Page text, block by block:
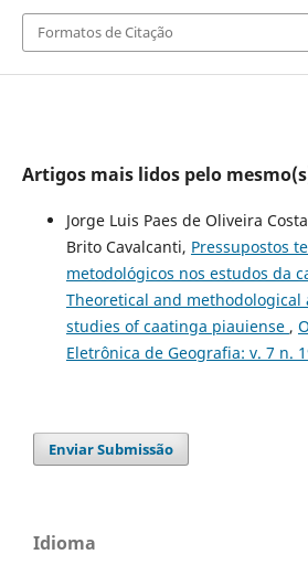
Formatos de Citação
Artigos mais lidos pelo
Jorge Luis Paes de Oliveira
Brito Cavalcanti, Pressupostos
metodológicos nos estudos da
Theoretical and methodological
studies of caatinga piauiense ,
Eletrônica de Geografia: v. 7 n.
Enviar Submissão
Idioma